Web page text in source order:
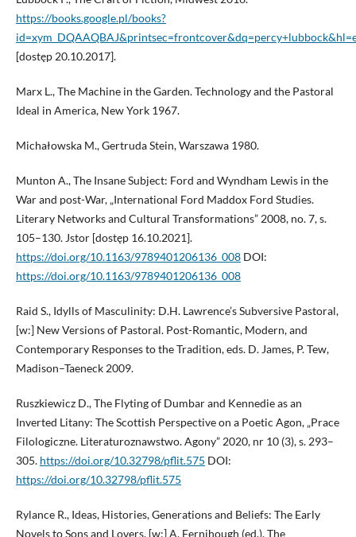
https://books.google.pl/books?
[dostęp 20.10.2017].
Marx L., The Machine in the Garden. Technology and the Pastoral
Ideal in America, New York 1967.
Michałowska M., Gertruda Stein, Warszawa 1980.
Munton A., The Insane Subject: Ford and Wyndham Lewis in the
War and post-War, „International Ford Maddox Ford Studies.
Literary Networks and Cultural Transformations” 2008, no. 7, s.
105–130. Jstor [dostęp 16.10.2021].
https://doi.org/10.1163/9789401206136_008DOI:
https://doi.org/10.1163/9789401206136_008
Raid S., Idylls of Masculinity: D.H. Lawrence’s Subversive Pastoral,
[w:] New Versions of Pastoral. Post-Romantic, Modern, and
Contemporary Responses to the Tradition, eds. D. James, P. Tew,
Madison–Taeneck 2009.
Ruszkiewicz D., The Flyting of Dumbar and Kennedie as an
Inverted Litany: The Scottish Perspective on a Poetic Agon, „Prace
Filologiczne. Literaturoznawstwo. Agony” 2020, nr 10 (3), s. 293–
305. https://doi.org/10.32798/pflit.575 DOI:
https://doi.org/10.32798/pflit.575
Rylance R., Ideas, Histories, Generations and Beliefs: The Early
Novels to Sons and Lovers, [w:] A. Fernihough (ed.), The